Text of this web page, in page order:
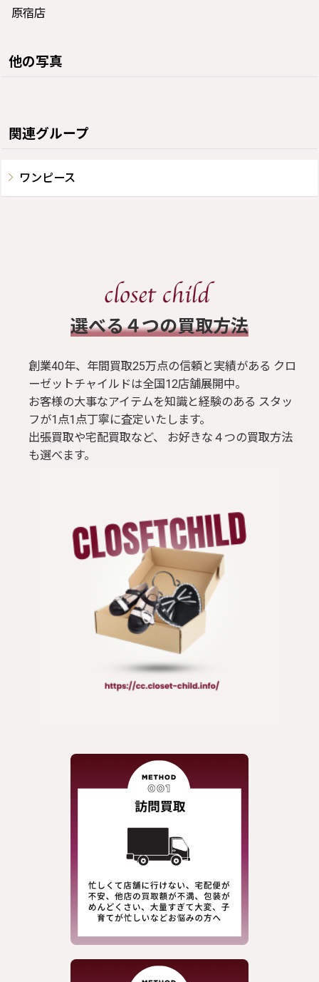
原宿店
他の写真
関連グループ
ワンピース
​選べる４つの買取方法
創業40年、年間買取25万点の信頼と実績がある クロ
ーゼットチャイルドは全国12店舗展開中。
お客様の大事なアイテムを知識と経験のある スタッ
フが1点1点丁寧に査定いたします。
出張買取や宅配買取など、 お好きな４つの買取方法
も選べます。